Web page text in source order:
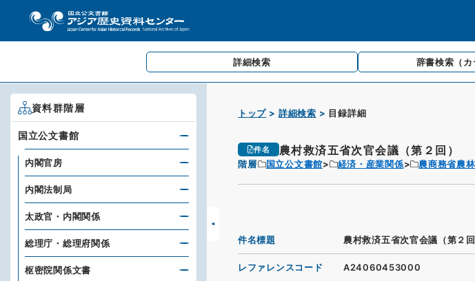
詳細検索 辞書検索 （
トップ 詳細検索 目録詳細
件名 農村救済五省次官会議（第２回）
階層 国立公文書館 経済・産業関係 農商務省農
件名標題 農村救済五省次官会議（第２回
レファレンスコード A24060453000
資料群階層
国立公文書館
内閣官房
内閣法制局
太政官・内閣関係
総理庁・総理府関係
枢密院関係文書